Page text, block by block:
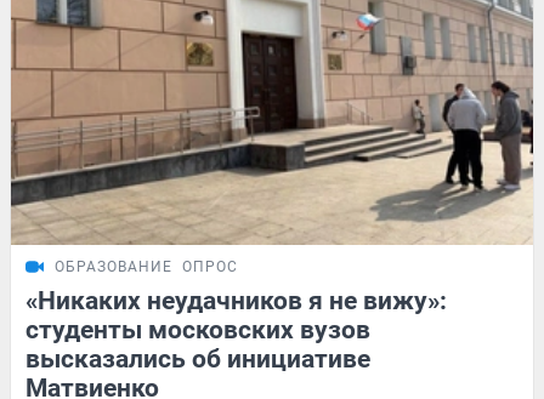
ОБРАЗОВАНИЕ ОПРОС
«Никаких неудачников я не вижу»:
студенты московских вузов
высказались об инициативе
Матвиенко